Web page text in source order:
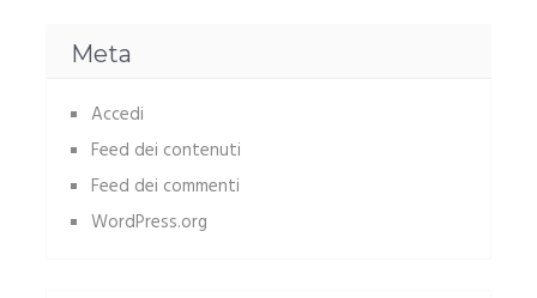
Meta
Accedi
Feed dei contenuti
Feed dei commenti
WordPress.org